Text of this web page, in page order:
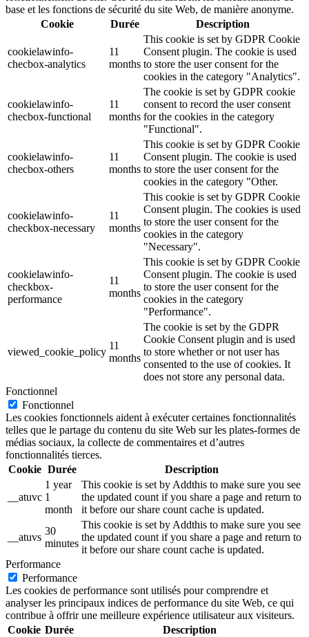
base et les fonctions de sécurité du site Web, de manière anonyme.
Cookie
Durée Description
cookielawinfo-
checbox-analytics
11
months
This cookie is set by GDPR Cookie
Consent plugin. The cookie is used
to store the user consent for the
cookies in the category "Analytics".
cookielawinfo-
checbox-functional
11
months
The cookie is set by GDPR cookie
consent to record the user consent
for the cookies in the category
"Functional".
cookielawinfo-
checbox-others
11
months
This cookie is set by GDPR Cookie
Consent plugin. The cookie is used
to store the user consent for the
cookies in the category "Other.
cookielawinfo-
checkbox-necessary
11
months
This cookie is set by GDPR Cookie
Consent plugin. The cookies is used
to store the user consent for the
cookies in the category
"Necessary".
cookielawinfo-
checkbox-
performance
11
months
This cookie is set by GDPR Cookie
Consent plugin. The cookie is used
to store the user consent for the
cookies in the category
"Performance".
viewed_cookie_policy
11
months
The cookie is set by the GDPR
Cookie Consent plugin and is used
to store whether or not user has
consented to the use of cookies. It
does not store any personal data.
Fonctionnel
Fonctionnel
Les cookies fonctionnels aident à exécuter certaines fonctionnalités
telles que le partage du contenu du site Web sur les plates-formes de
médias sociaux, la collecte de commentaires et d’autres
fonctionnalités tierces.
Cookie Durée Description
__atuvc
1 year
1
month
This cookie is set by Addthis to make sure you see
the updated count if you share a page and return to
it before our share count cache is updated.
__atuvs
30
minutes
This cookie is set by Addthis to make sure you see
the updated count if you share a page and return to
it before our share count cache is updated.
Performance
Performance
Les cookies de performance sont utilisés pour comprendre et
analyser les principaux indices de performance du site Web, ce qui
contribue à offrir une meilleure expérience utilisateur aux visiteurs.
Cookie Durée Description